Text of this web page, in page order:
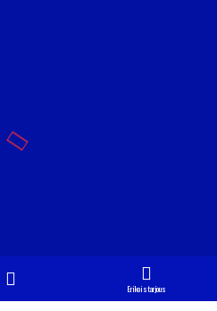
2016 Erikoistarjous